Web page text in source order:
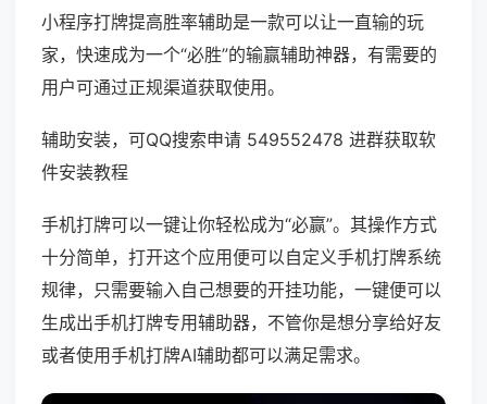
小程序打牌提高胜率辅助是一款可以让一直输的玩
家，快速成为一个“必胜”的输赢辅助神器，有需要的
用户可通过正规渠道获取使用。
辅助安装，可QQ搜索申请 549552478 进群获取软
件安装教程
手机打牌可以一键让你轻松成为“必赢”。其操作方式
十分简单，打开这个应用便可以自定义手机打牌系统
规律，只需要输入自己想要的开挂功能，一键便可以
生成出手机打牌专用辅助器，不管你是想分享给好友
或者使用手机打牌AI辅助都可以满足需求。